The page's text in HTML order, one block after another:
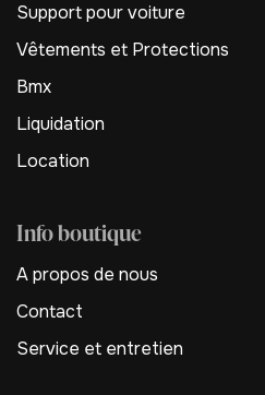
Support pour voiture
Vêtements et Protections
Bmx
Liquidation
Location
Info boutique
A propos de nous
Contact
Service et entretien